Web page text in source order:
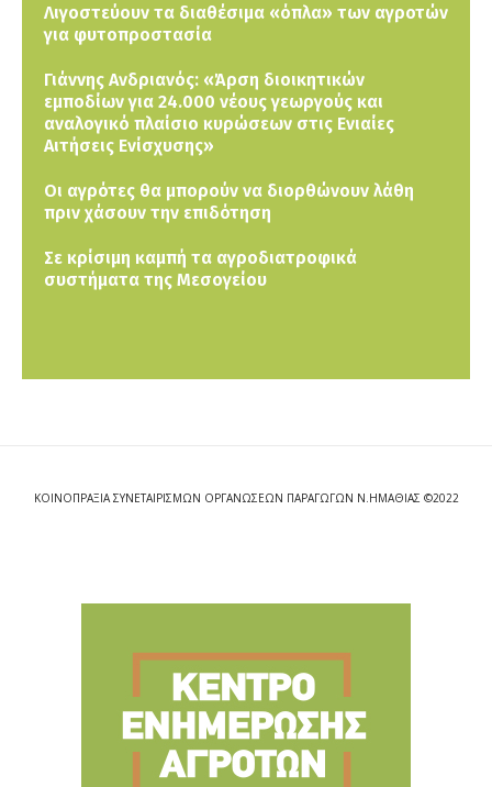
Λιγοστεύουν τα διαθέσιμα «όπλα» των αγροτών
για φυτοπροστασία
Γιάννης Ανδριανός: «Άρση διοικητικών
εμποδίων για 24.000 νέους γεωργούς και
αναλογικό πλαίσιο κυρώσεων στις Ενιαίες
Αιτήσεις Ενίσχυσης»
Οι αγρότες θα μπορούν να διορθώνουν λάθη
πριν χάσουν την επιδότηση
Σε κρίσιμη καμπή τα αγροδιατροφικά
συστήματα της Μεσογείου
ΚΟΙΝΟΠΡΑΞΙΑ ΣΥΝΕΤΑΙΡΙΣΜΩΝ ΟΡΓΑΝΩΣΕΩΝ ΠΑΡΑΓΩΓΩΝ Ν.ΗΜΑΘΙΑΣ ©2022